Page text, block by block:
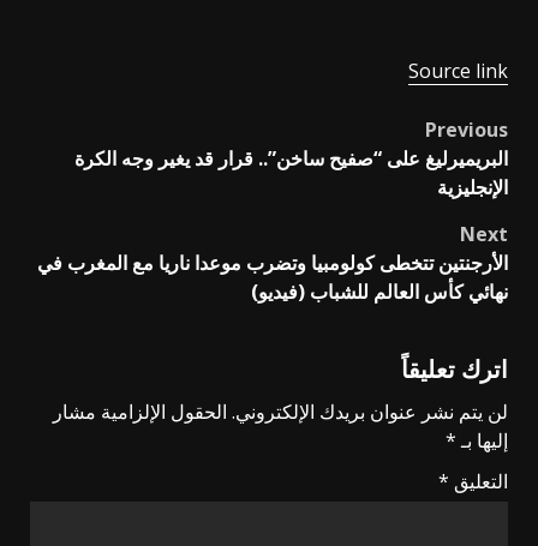
Source link
Post
navigation
Previous
البريميرليغ على “صفيح ساخن”.. قرار قد يغير وجه الكرة
الإنجليزية
Next
الأرجنتين تتخطى كولومبيا وتضرب موعدا ناريا مع المغرب في
نهائي كأس العالم للشباب (فيديو)
اترك تعليقاً
لن يتم نشر عنوان بريدك الإلكتروني. الحقول الإلزامية مشار
إليها بـ*
التعليق *